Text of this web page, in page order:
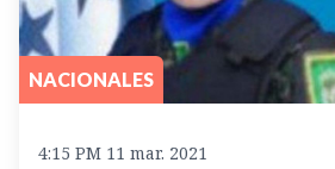
NACIONALES
4:15 PM 11 mar. 2021